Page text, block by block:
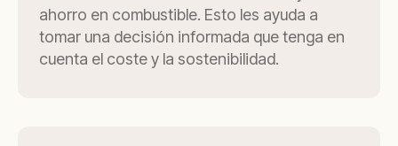
ahorro en combustible. Esto les ayuda a
tomar una decisión informada que tenga en
cuenta el coste y la sostenibilidad.